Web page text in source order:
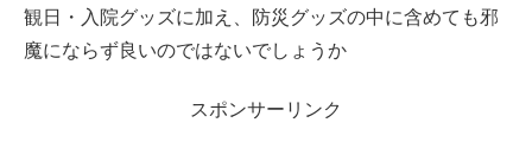
観日・入院グッズに加え、防災グッズの中に含めても邪
魔にならず良いのではないでしょうか
スポンサーリンク